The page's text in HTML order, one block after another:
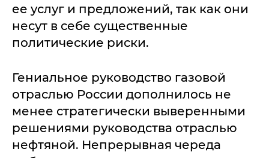
ее услуг и предложений, так как они
несут в себе существенные
политические риски.
Гениальное руководство газовой
отраслью России дополнилось не
менее стратегически выверенными
решениями руководства отраслью
нефтяной. Непрерывная череда